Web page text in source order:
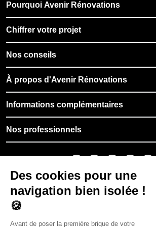
Pourquoi Avenir Rénovations
Chiffrer votre projet
Nos conseils
À propos d'Avenir Rénovations
Informations complémentaires
Nos professionnels